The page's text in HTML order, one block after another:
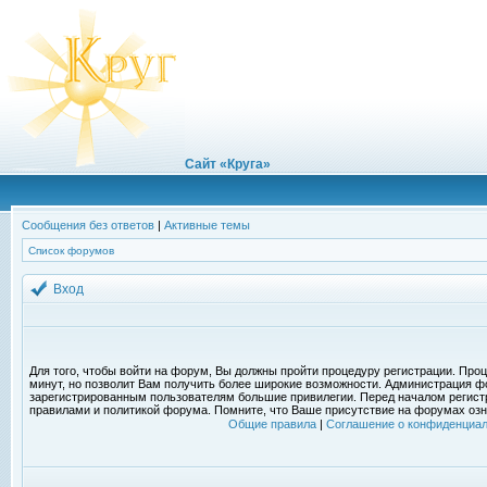
Сайт «Круга»
Сообщения без ответов | Активные темы
Список форумов
Вход
Для того, чтобы войти на форум, Вы должны пройти процедуру регистрации.
минут, но позволит Вам получить более широкие возможности. Администрация
зарегистрированным пользователям большие привилегии. Перед началом
правилами и политикой форума. Помните, что Ваше присутствие на форумах
Общие правила| Соглашение о